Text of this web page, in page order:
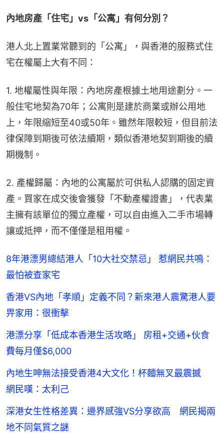
內地房產「住宅」vs「公寓」有何分別？
港人北上置業常聽到的「公寓」，與香港的服務式住
宅在權屬上大有不同：
1. 地權屬性與年限：內地房產根據土地用途劃分。一
般住宅地契為70年；公寓則是建於商業或辦公用地
上，年限縮短至40或50年。雖然年限較短，但目前法
律保障到期後可依法續期，類似香港地契到期後的續
期機制。
2. 產權歸屬：內地的公寓屬於可供私人認購的固定資
產。買家在成交後會獲發「不動產權證書」，代表業
主擁有該單位的獨立產權，可以自由進入二手市場轉
讓或抵押，而不僅僅是租用權。
8年港漂男總結港人「10大社交禁忌」 惹網民共鳴：
最怕被查家宅
香港VS內地「孝順」定義不同？新來港人震驚港人要
畀家用：很衝擊
港漂分享「低成本香港生活攻略」 房租+交通+伙食
費每月僅$6,000
內地生呻無法接受香港4大文化！杯麵無叉最震撼
網民嘆：太利己
深港女生性格差異：邊界感強VS分享欲高 網民揭兩
地不同氣質之謎